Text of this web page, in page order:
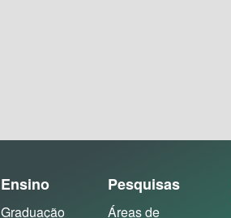
Ensino
Graduação
Pesquisas
Áreas de